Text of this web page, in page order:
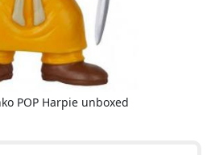
POP Harpie unboxed